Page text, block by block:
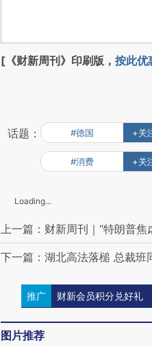
[《财新周刊》印刷版， 按此优
话题： #德国 +关
#消费 +关
Loading...
上一篇：财新周刊｜“特朗普焦
下一篇：湖北高法落槌 总裁班
推广 财新会员积分兑好礼
图片推荐